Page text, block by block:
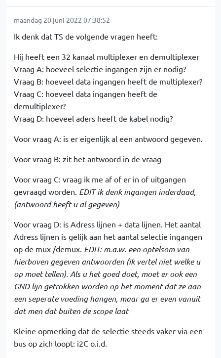
maandag 20 juni 2022 07:38:52
Ik denk dat TS de volgende vragen heeft:
Hij heeft een 32 kanaal multiplexer en demultiplexer
Vraag A: hoeveel selectie ingangen zijn er nodig?
Vraag B: hoeveel data ingangen heeft de multiplexer?
Vraag C: hoeveel data ingangen heeft de
demultiplexer?
Vraag D: hoeveel aders heeft de kabel nodig?
Voor vraag A: is er eigenlijk al een antwoord gegeven.
Voor vraag B: zit het antwoord in de vraag
Voor vraag C: vraag ik me af of er in of uitgangen
gevraagd worden. EDIT ik denk ingangen inderdaad,
(antwoord heeft u al gegeven)
Voor vraag D: is Adress lijnen + data lijnen. Het aantal
Adress lijnen is gelijk aan het aantal selectie ingangen
op de mux /demux. EDIT: m.a.w. een optelsom van
hierboven gegeven antwoorden (ik vertel niet welke u
op moet tellen). Als u het goed doet, moet er ook een
GND lijn getrokken worden op het moment dat ze aan
een seperate voeding hangen, maar ga er even vanuit
dat men dat buiten de scope laat
Kleine opmerking dat de selectie steeds vaker via een
bus op zich loopt: i2C o.i.d.